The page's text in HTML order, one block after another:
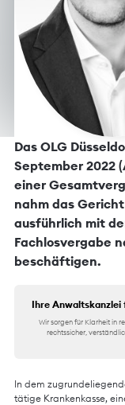
Das OLG
September 2022
einer
nahm das
ausführlich mit
Fachlosvergabe
beschäftigen.
Ihre
Wir sorgen für Klarheit in
rechtssicher,
In dem
tätige Krankenkasse,